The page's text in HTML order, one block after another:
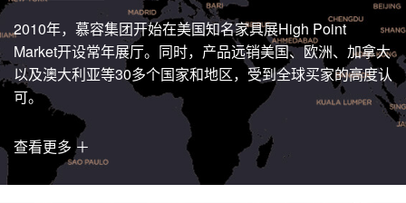
2010年，慕容集团开始在美国知名家具展High Point
Market开设常年展厅。同时，产品远销美国、欧洲、加拿大
以及澳大利亚等30多个国家和地区，受到全球买家的高度认
可。
查看更多 ＋